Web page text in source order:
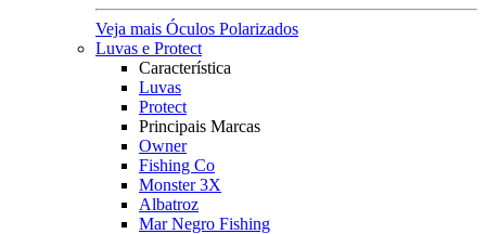
Veja mais Óculos Polarizados
Luvas e Protect
Característica
Luvas
Protect
Principais Marcas
Owner
Fishing Co
Monster 3X
Albatroz
Mar Negro Fishing